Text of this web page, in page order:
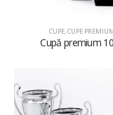
CUPE,CUPE
Cupă premium